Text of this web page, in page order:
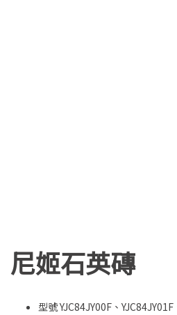
尼姬石英磚
型號 YJC84JY00F、YJC84JY01F